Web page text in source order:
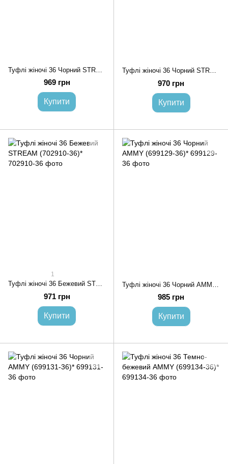
969 грн
Купити
Туфлі жіночі 36 Чорний STREAM (699151-36)*
970 грн
Купити
1
Туфлі жіночі 36 Бежевий STREAM (702910-36)*
971 грн
Купити
985 грн
Купити